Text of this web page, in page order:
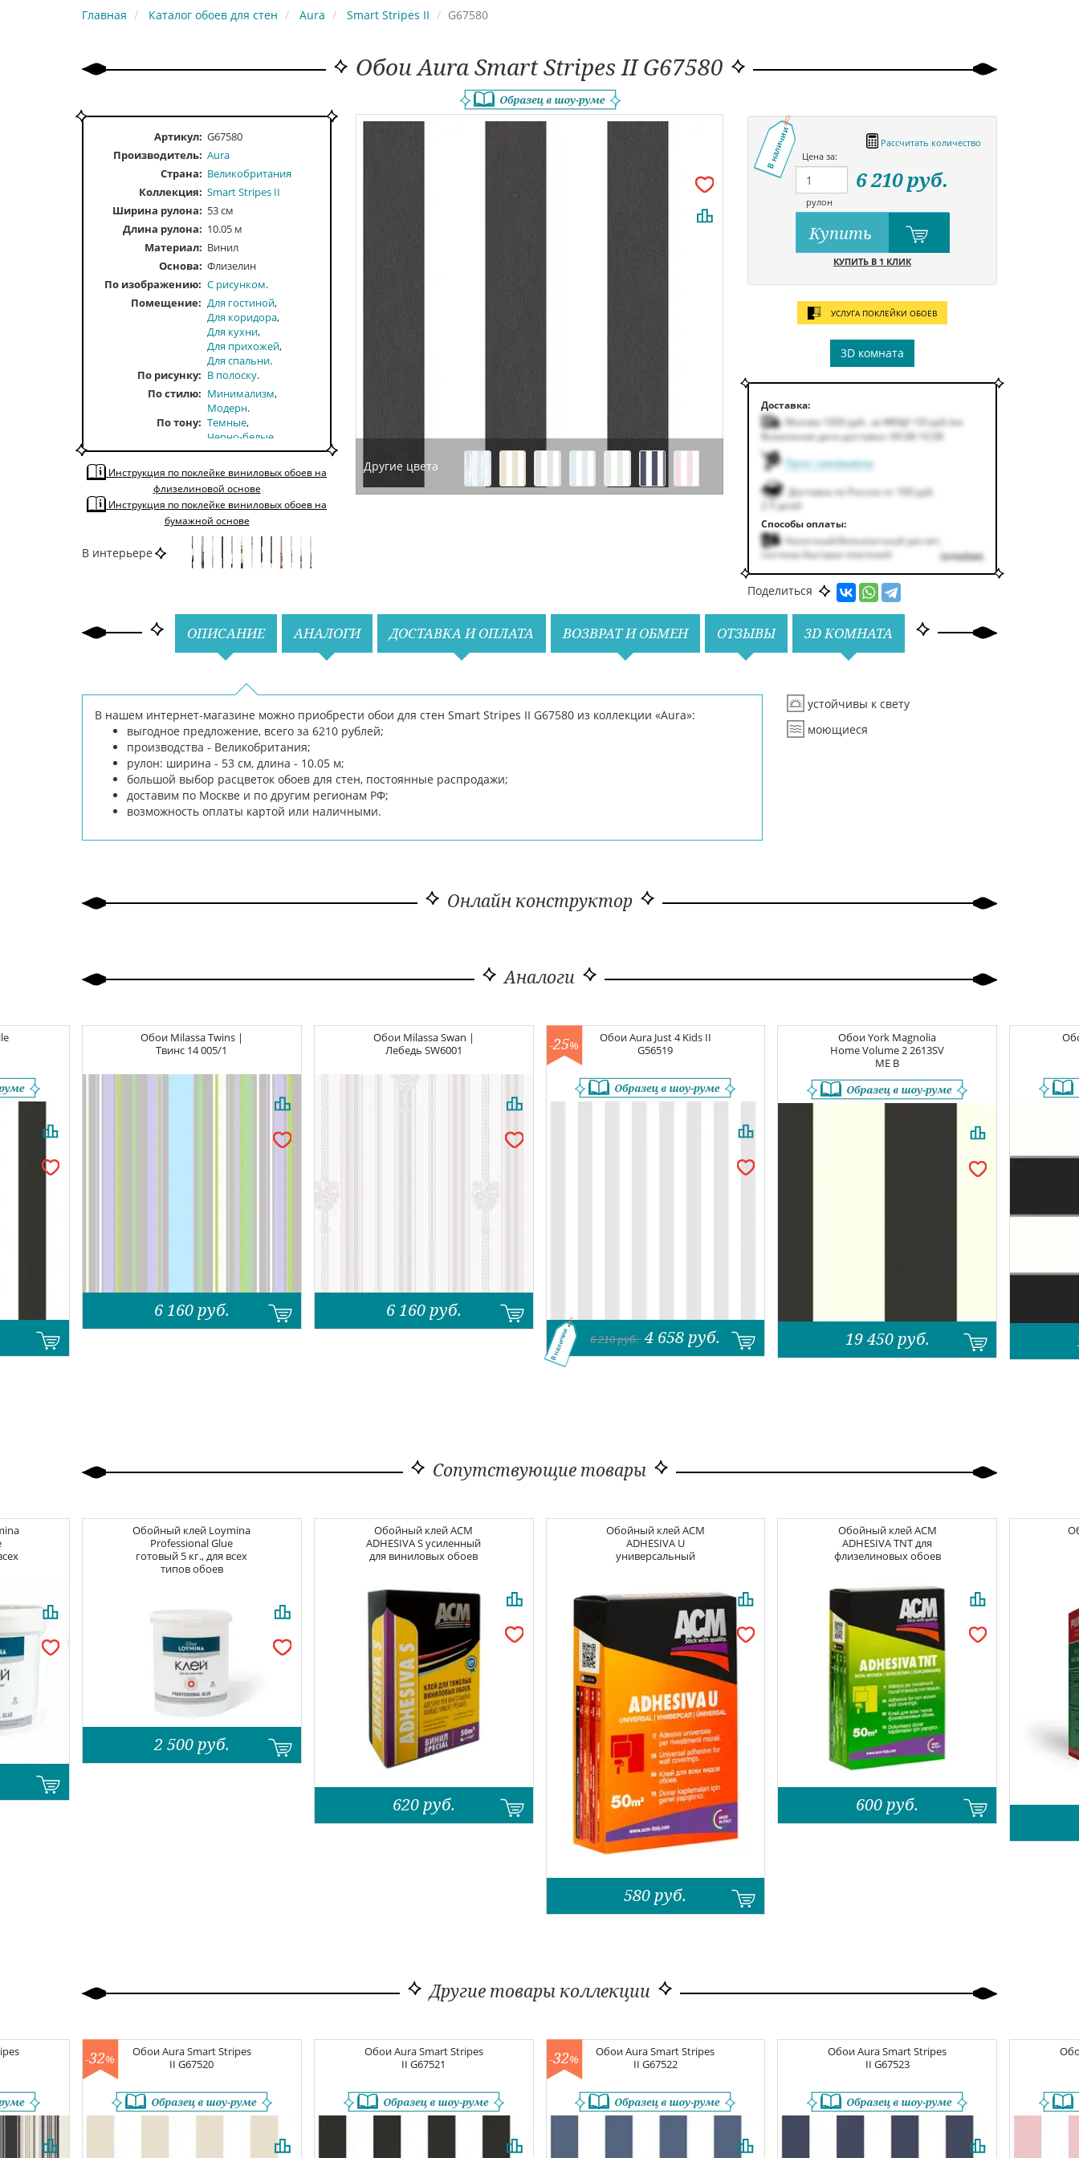
Главная Каталог обоев для стен Aura Smart Stripes II G67580
Обои Aura Smart Stripes II G67580
Другие цвета
Назад
В наличии
Рассчитать количество
Цена за:
рулон
6 210руб.
Купить
КУПИТЬ В 1 КЛИК
УСЛУГА ПОКЛЕЙКИ ОБОЕВ
3D комната
Доставка:
Москва 1000руб. за МКАД +50руб. /км
Возможная дата доставки: 09.08-10.08
Пункт самовывоза
Доставка по России от 700 руб.
2-5 дней
Способы оплаты:
Наличный/безналичный расчет,
система быстрых платежей
подробнее
Поделиться
Артикул: G67580
Производитель: Aura
Страна: Великобритания
Коллекция: Smart Stripes II
Ширина рулона: 53 см
Длина рулона: 10.05 м
Материал: Винил
Основа: Флизелин
По изображению
С рисунком
Помещение
Для гостиной
Для коридора
Для кухни
Для прихожей
Для спальни
По рисунку
В полоску
По стилю
Минимализм
Модерн
По тону
Темные
Черно-белые
По цвету Белый Черный
Инструкция по поклейке виниловых обоев на
флизелиновой основе
Инструкция по поклейке виниловых обоев на
бумажной основе
В интерьере
ОПИСАНИЕ АНАЛОГИ ДОСТАВКА И ОПЛАТА ВОЗВРАТ И ОБМЕН ОТЗЫВЫ 3D КОМНАТА
В нашем интернет-магазине можно приобрести обои для стен Smart Stripes II G67580 из коллекции «Aura»:
выгодное предложение, всего за 6210 рублей;
производства - Великобритания;
рулон: ширина - 53 см, длина - 10.05 м;
большой выбор расцветок обоев для стен, постоянные распродажи;
доставим по Москве и по другим регионам РФ;
возможность оплаты картой или наличными.
устойчивы к свету
моющиеся
Онлайн конструктор
Аналоги
Обои Milassa Twins |
Твинс 14 005/1
6 160 руб.
Обои Milassa Swan |
Лебедь SW6001
6 160 руб.
ОбоиAura Just 4 Kids II
G56519
-25%
6 210руб. 4 658 руб.
В наличии
ОбоиYork Magnolia
Home Volume 22613SV
ME B
19 450 руб.
Сопутствующие товары
Обойный клей Loymina
Professional Glue
готовый 5 кг., для всех
типов обоев
2 500 руб.
Обойный клейACM
ADHESIVA S усиленный
для виниловых обоев
620 руб.
Обойный клейACM
ADHESIVA U
универсальный
580 руб.
Обойный клейACM
ADHESIVA TNT для
флизелиновых обоев
600 руб.
Другие товары коллекции
ОбоиAura Smart Stripes
IIG67520
-32%
ОбоиAura Smart Stripes
IIG67521
ОбоиAura Smart Stripes
II G67522
-32%
ОбоиAura Smart Stripes
II G67523